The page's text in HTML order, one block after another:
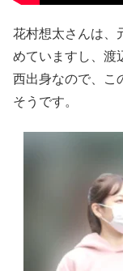
花村想太さんは、
めていますし、渡
西出身なので、こ
そうです。